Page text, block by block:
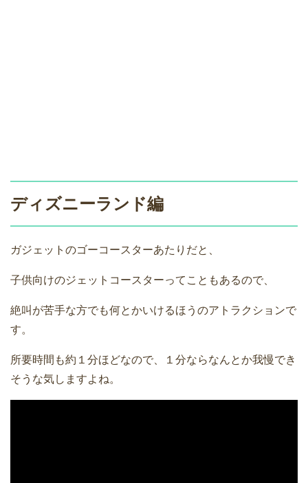
ディズニーランド編
ガジェットのゴーコースターあたりだと、
子供向けのジェットコースターってこともあるので、
絶叫が苦手な方でも何とかいけるほうのアトラクションで
す。
所要時間も約１分ほどなので、１分ならなんとか我慢でき
そうな気しますよね。